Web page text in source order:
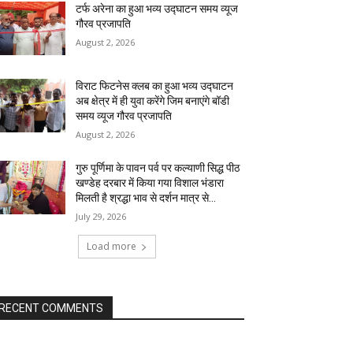
टर्फ अरेना का हुआ भव्य उद्घाटन समय व्यूज
गौरव प्रजापति
August 2, 2026
विराट फिटनेस क्लब का हुआ भव्य उद्घाटन
अब क्षेत्र में ही युवा करेंगे जिम बनाएंगे बॉडी
समय व्यूज गौरव प्रजापति
August 2, 2026
गुरु पूर्णिमा के पावन पर्व पर कल्याणी सिद्ध पीठ
खण्डेह दरबार में किया गया विशाल भंडारा
मिलती है श्रद्धा भाव से दर्शन मात्र से...
July 29, 2026
Load more
COMMENTS